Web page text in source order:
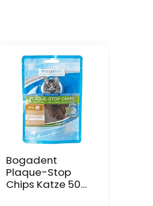
Bogadent
Plaque-Stop
Chips Katze 50